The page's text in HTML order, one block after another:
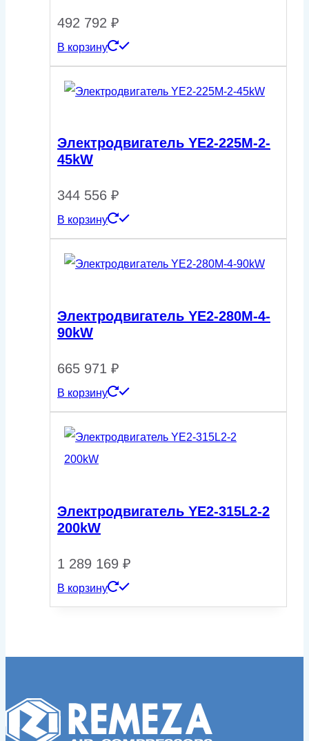
492 792 ₽
В корзину
Электродвигатель YE2-225M-2-
45kW
344 556 ₽
В корзину
Электродвигатель YE2-280M-4-
90kW
665 971 ₽
В корзину
Электродвигатель YE2-315L2-2
200kW
1 289 169 ₽
В корзину